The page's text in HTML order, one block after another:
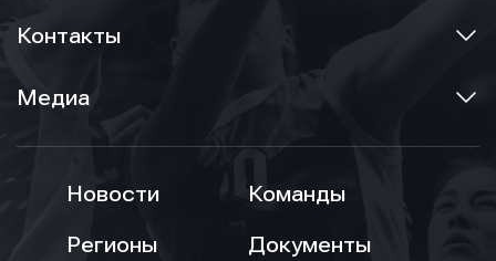
Контакты
Медиа
Новости
Команды
Регионы
Документы